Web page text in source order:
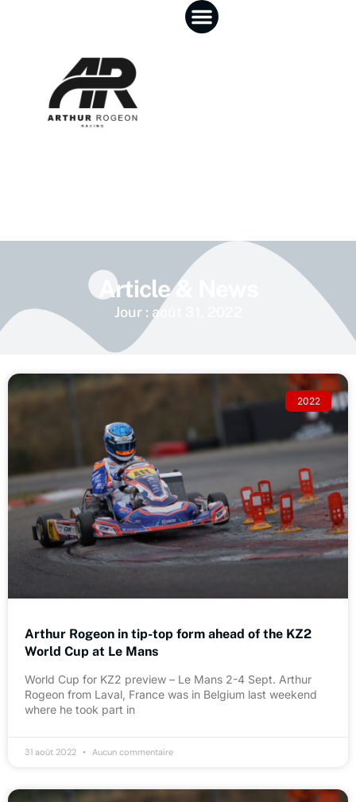
Article & News
Jour : août 31, 2022
2022
Arthur Rogeon in tip-top form ahead of the KZ2
World Cup at Le Mans
World Cup for KZ2 preview – Le Mans 2-4 Sept. Arthur
Rogeon from Laval, France was in Belgium last weekend
where he took part in
31 août 2022 Aucun commentaire